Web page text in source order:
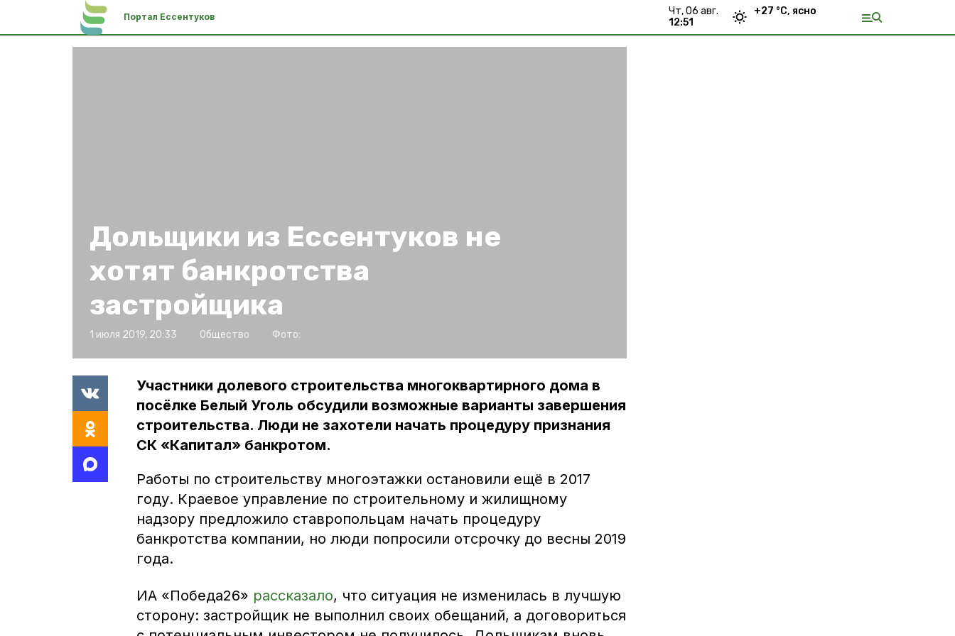
Портал Ессентуков
чт, 06 авг.
12:51
+27 °С, ясно
Дольщики из Ессентуков не
хотят банкротства
застройщика
1 июля 2019, 20:33 Общество Фото:
Участники долевого строительства многоквартирного дома в
посёлке Белый Уголь обсудили возможные варианты завершения
строительства. Люди не захотели начать процедуру признания
СК «Капитал» банкротом.
Работы по строительству многоэтажки остановили ещё в 2017
году. Краевое управление по строительному и жилищному
надзору предложило ставропольцам начать процедуру
банкротства компании, но люди попросили отсрочку до весны 2019
года.
ИА «Победа26» рассказало, что ситуация не изменилась в лучшую
сторону: застройщик не выполнил своих обещаний, а договориться